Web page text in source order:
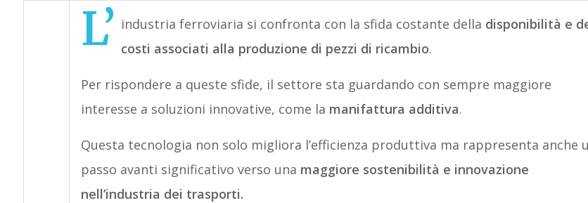
L’ industria ferroviaria si confronta con la sfida costante della disponibilità e
costi associati alla produzione di pezzi di ricambio.
Per rispondere a queste sfide, il settore sta guardando con sempre maggiore
interesse a soluzioni innovative, come la manifattura additiva.
Questa tecnologia non solo migliora l’efficienza produttiva ma rappresenta anche
passo avanti significativo verso una maggiore sostenibilità e innovazione
nell’industria dei trasporti.